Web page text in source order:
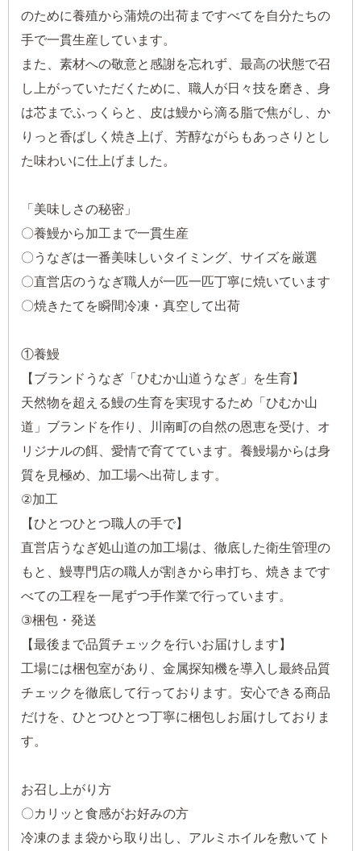
のために養殖から蒲焼の出荷まですべてを自分たちの
手で一貫生産しています。
また、素材への敬意と感謝を忘れず、最高の状態で召
し上がっていただくために、職人が日々技を磨き、身
は芯までふっくらと、皮は鰻から滴る脂で焦がし、か
りっと香ばしく焼き上げ、芳醇ながらもあっさりとし
た味わいに仕上げました。
「美味しさの秘密」
〇養鰻から加工まで一貫生産
〇うなぎは一番美味しいタイミング、サイズを厳選
〇直営店のうなぎ職人が一匹一匹丁寧に焼いています
〇焼きたてを瞬間冷凍・真空して出荷
①養鰻
【ブランドうなぎ「ひむか山道うなぎ」を生育】
天然物を超える鰻の生育を実現するため「ひむか山
道」ブランドを作り、川南町の自然の恩恵を受け、オ
リジナルの餌、愛情で育てています。養鰻場からは身
質を見極め、加工場へ出荷します。
②加工
【ひとつひとつ職人の手で】
直営店うなぎ処山道の加工場は、徹底した衛生管理の
もと、鰻専門店の職人が割きから串打ち、焼きまです
べての工程を一尾ずつ手作業で行っています。
③梱包・発送
【最後まで品質チェックを行いお届けします】
工場には梱包室があり、金属探知機を導入し最終品質
チェックを徹底して行っております。安心できる商品
だけを、ひとつひとつ丁寧に梱包しお届けしておりま
す。
お召し上がり方
〇カリッと食感がお好みの方
冷凍のまま袋から取り出し、アルミホイルを敷いてト